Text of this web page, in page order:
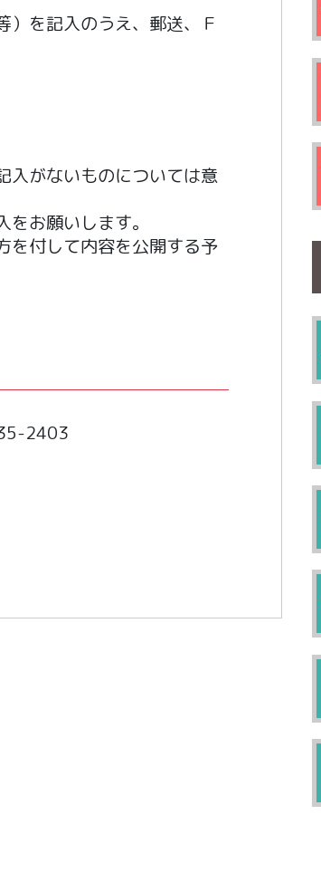
）を記入のうえ、郵送、Ｆ
入がないものについては意
お願いします。
を付して内容を公開する予
2403